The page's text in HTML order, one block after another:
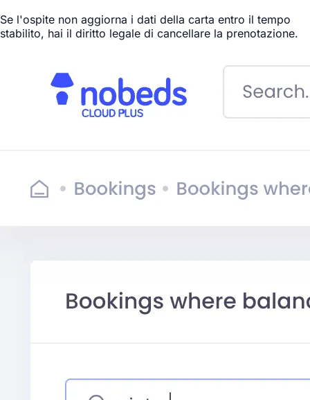
Se l'ospite non aggiorna i dati della carta entro il tempo
stabilito, hai il diritto legale di cancellare la prenotazione.